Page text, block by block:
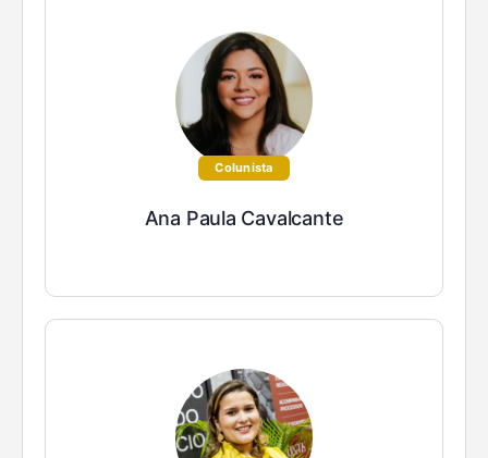
Colunista
Ana Paula Cavalcante